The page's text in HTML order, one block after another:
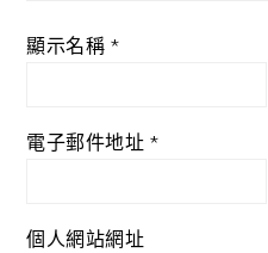
顯示名稱 *
電子郵件地址 *
個人網站網址